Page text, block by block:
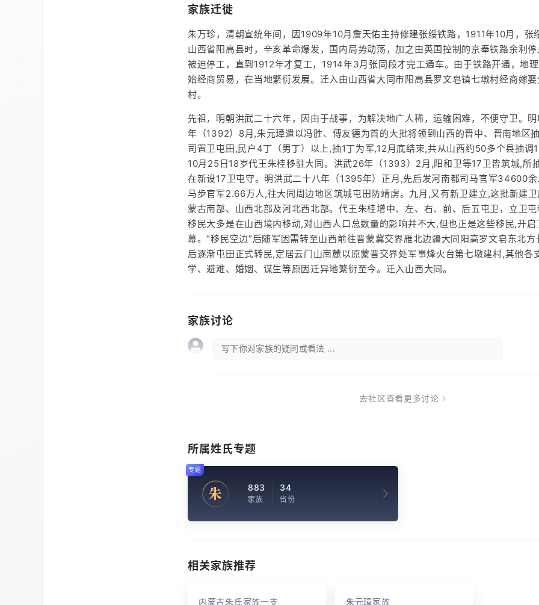
家族迁徙
朱万珍，清朝宣统年间，因1909年10月詹天佑主持修建张绥铁路，1911年10月，张
山西省阳高县时，辛亥革命爆发，国内局势动荡，加之由英国控制的京奉铁路余利
被迫停工，直到1912年才复工，1914年3月张同段才完工通车。由于铁路开通，地
始经商贸易，在当地繁衍发展。迁入由山西省大同市阳高县罗文皂镇七墩村经商嫁
村。
先祖，明朝洪武二十六年，因由于战事，为解决地广人稀，运输困难，不便守卫。
年（1392）8月,朱元璋遣以冯胜、傅友德为首的大批将领到山西的晋中、晋南地区
司置卫屯田,民户4丁（男丁）以上,抽1丁为军,12月底结束,共从山西约50多个县抽调
10月25日18岁代王朱桂移驻大同。洪武26年（1393）2月,阳和卫等17卫皆筑城,所
在新设17卫屯守。明洪武二十八年（1395年）正月,先后发河南都司马官军34600
马步官军2.66万人,往大同周边地区筑城屯田防靖虏。九月,又有新卫建立,这批新建
蒙古南部、山西北部及河北西北部。代王朱桂增中、左、右、前、后五屯卫，立卫
移民大多是在山西境内移动,对山西人口总数量的影响并不大,但也正是这些移民,开
幕。“移民空边”后随军因需转至山西前往晋蒙冀交界雁北边疆大同阳高罗文皂东北
后逐渐屯田正式转民,定居云门山南麓以原蒙晋交界处军事烽火台第七墩建村,其他各
学、避难、婚姻、谋生等原因迁异地繁衍至今。迁入山西大同。
家族讨论
写下你对家族的疑问或看法 ...
去社区查看更多讨论
所属姓氏专题
朱 883
家族
34
省份
专题
相关家族推荐
内蒙古朱氏家族一支 朱元璋家族